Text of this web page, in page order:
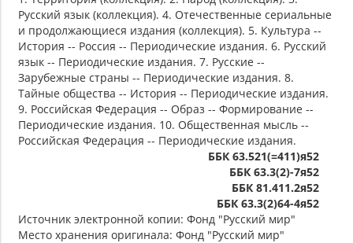
Русский язык (коллекция). 4. Отечественные сериальные
и продолжающиеся издания (коллекция). 5. Культура --
История -- Россия -- Периодические издания. 6. Русский
язык -- Периодические издания. 7. Русские --
Зарубежные страны -- Периодические издания. 8.
Тайные общества -- История -- Периодические издания.
9. Российская Федерация -- Образ -- Формирование --
Периодические издания. 10. Общественная мысль --
Российская Федерация -- Периодические издания.
ББК 63.521(=411)я52
ББК 63.3(2)-7я52
ББК 81.411.2я52
ББК 63.3(2)64-4я52
Источник электронной копии: Фонд "Русский мир"
Место хранения оригинала: Фонд "Русский мир"